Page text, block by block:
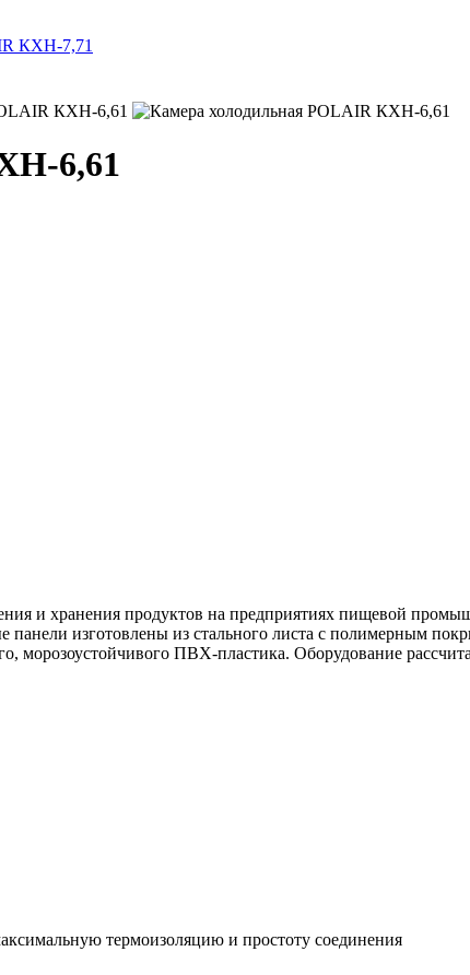
КХН-7,71
6,61
и хранения продуктов на предприятиях пищевой
изготовлены из стального листа с полимерным
морозоустойчивого ПВХ-пластика. Оборудование
термоизоляцию и простоту соединения